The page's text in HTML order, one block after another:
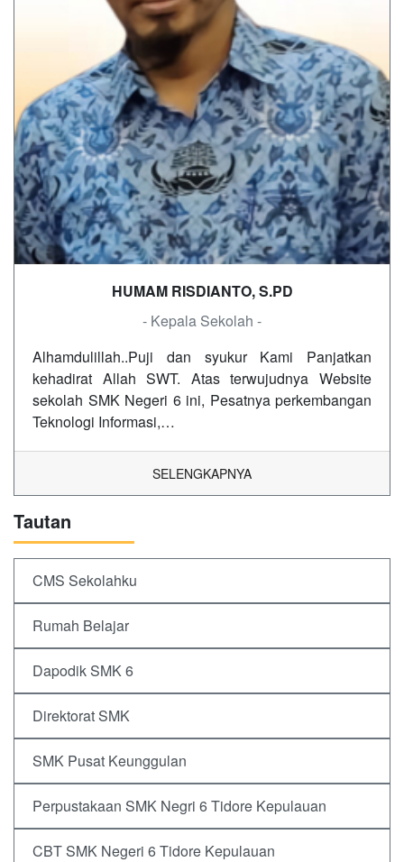
HUMAM RISDIANTO, S.PD
- Kepala Sekolah -
Alhamdulillah..Puji dan syukur Kami Panjatkan
kehadirat Allah SWT. Atas terwujudnya Website
sekolah SMK Negeri 6 ini, Pesatnya perkembangan
Teknologi Informasi,…
SELENGKAPNYA
Tautan
CMS Sekolahku
Rumah Belajar
Dapodik SMK 6
Direktorat SMK
SMK Pusat Keunggulan
Perpustakaan SMK Negri 6 Tidore Kepulauan
CBT SMK Negeri 6 Tidore Kepulauan